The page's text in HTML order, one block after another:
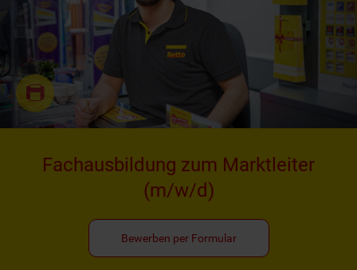
Fachausbildung zum Marktleiter
(m/w/d)
Bewerben per Formular